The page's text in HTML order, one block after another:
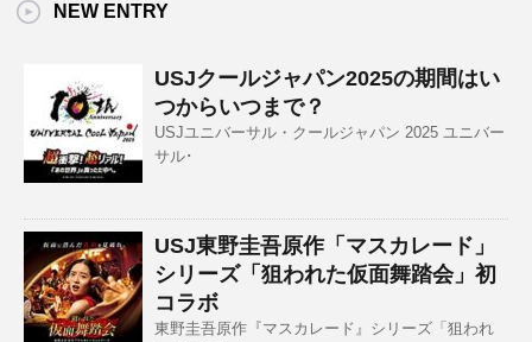
NEW ENTRY
USJクールジャパン2025の期間はい
つからいつまで？
USJユニバーサル・クールジャパン 2025 ユニバー
サル･
USJ東野圭吾原作「マスカレード」
シリーズ「狙われた仮面舞踏会」初
コラボ
東野圭吾原作『マスカレード』シリーズ「狙われ